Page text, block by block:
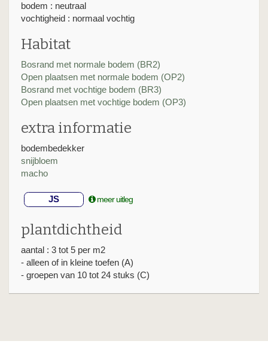
bodem : neutraal
vochtigheid : normaal vochtig
Habitat
Bosrand met normale bodem (BR2)
Open plaatsen met normale bodem (OP2)
Bosrand met vochtige bodem (BR3)
Open plaatsen met vochtige bodem (OP3)
extra informatie
bodembedekker
snijbloem
macho
JS meer uitleg
plantdichtheid
aantal : 3 tot 5 per m2
- alleen of in kleine toefen (A)
- groepen van 10 tot 24 stuks (C)